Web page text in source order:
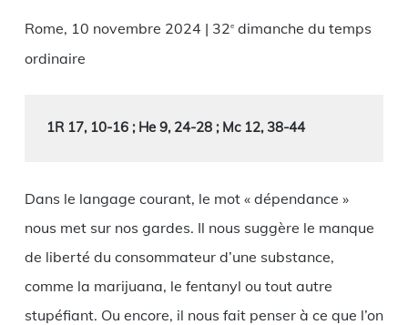
Rome, 10 novembre 2024 | 32edimanche du temps
ordinaire
1R 17, 10-16 ; He 9, 24-28 ; Mc 12, 38-44
Dans le langage courant, le mot « dépendance »
nous met sur nos gardes. Il nous suggère le manque
de liberté du consommateur d’une substance,
comme la marijuana, le fentanyl ou tout autre
stupéfiant. Ou encore, il nous fait penser à ce que l’on